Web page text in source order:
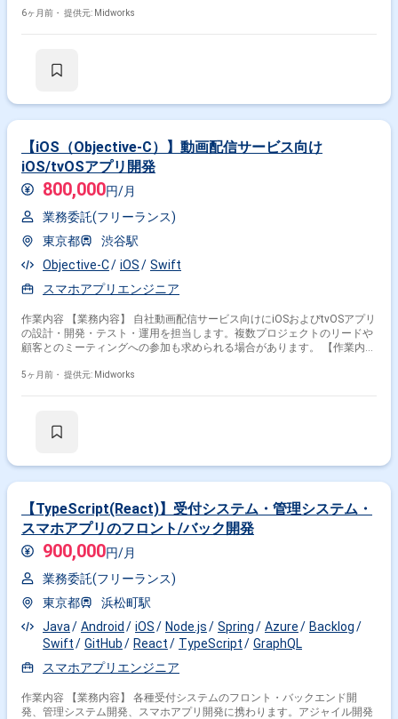
を用いたテキスト通話アプリのフロントエンド開発 ・既存機能のバグ修
6ヶ月前・ 提供元: Midworks
【iOS（Objective-C）】動画配信サービス向け
iOS/tvOSアプリ開発
800,000円/月
業務委託(フリーランス)
東京都
渋谷駅
Objective-C
iOS
Swift
スマホアプリエンジニア
作業内容 【業務内容】 自社動画配信サービス向けにiOSおよびtvOSアプリ
の設計・開発・テスト・運用を担当します。複数プロジェクトのリードや
顧客とのミーティングへの参加も求められる場合があります。 【作業内
運用 ・複数プロジェクトのリード ・顧客とのミーティング同席（スキ
5ヶ月前・ 提供元: Midworks
【TypeScript(React)】受付システム・管理システム・
スマホアプリのフロント/バック開発
900,000円/月
業務委託(フリーランス)
東京都
浜松町駅
Java
Android iOS Node.js Spring Azure
Backlog
Swift
GitHub React TypeScript
GraphQL
スマホアプリエンジニア
作業内容 【業務内容】 各種受付システムのフロント・バックエンド開
発、管理システム開発、スマホアプリ開発に携わります。アジャイル開発
掛け合わせ条件で絞り込む
フレームワークで絞り込む
Swift × Flutter
職種で絞り込む
Swift × スマホアプリエンジニア
Swift × アプリケーションエンジニア
Swift × ネイティブアプリエンジニア
業界で絞り込む
Swift × サービス